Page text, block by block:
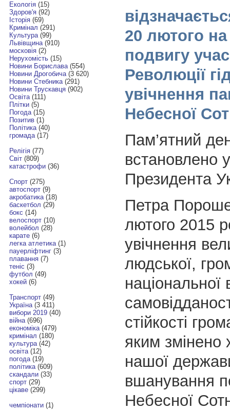
Екологія(15)
Здоров'я(92)
Історія(69)
Кримінал (291)
Культура(99)
Львівщина(910)
московія(2)
Нерухомість(15)
Новини Борислава(554)
Новини Дрогобича(3 620)
Новини Стебника(291)
Новини Трускавця(902)
Освіта(111)
Плітки(5)
Погода(15)
Позитив(1)
Політика(40)
громада(17)
Релігія(77)
Світ(809)
катастрофи(36)
Спорт(275)
автоспорт(9)
акробатика(18)
баскетбол (29)
бокс (14)
велоспорт(10)
волейбол (28)
карате(6)
легка атлетика(1)
пауерліфтинг(3)
плавання(7)
теніс (3)
футбол (49)
хокей(6)
Транспорт(49)
Україна(3 411)
вибори 2019(40)
війна(696)
економіка(479)
кримінал (180)
культура(42)
освіта(12)
погода(19)
політика(609)
скандали(33)
спорт(29)
цікаве(299)
чемпіонати(1)
20 лютого
подвигу
Революції
увічнення
Небесної
Пам’ятний
встановлено
Президента
Петра
лютого 2015
увічнення
людської,
національної
стійкості
яким змінено
нашої
вшанування
Небесної